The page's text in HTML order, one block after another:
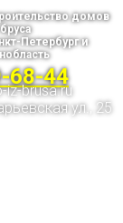
домов
Петербург и
68-44
iz-brusa.ru
ул., 25